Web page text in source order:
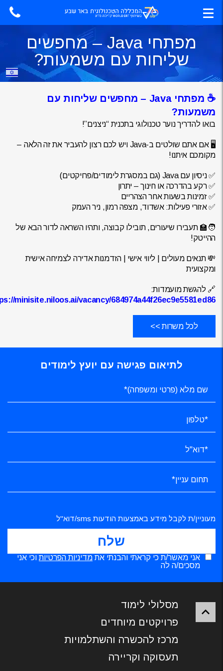
מפתחי Java – מחפשים
שליחות עם משמעות?
☕ מפתחי Java – מחפשים שליחות עם
משמעות?
בואו להדריך נוער טכנולוגי בתכנית “ניצנים”!
🖥 אם אתם שולטים ב-Java ויש לכם רצון להעביר את זה הלאה –
מקומכם איתנו!
✅ ניסיון עם Java (גם במסגרת לימודים/פרויקטים)
✅ רקע בהדרכה או חינוך – יתרון
✅ זמינות בשעות אחר הצהריים
✅ אזורי פעילות: אשדוד, מצפה רמון, ניר העמק
🧑‍🏫 תעבירו שיעורים, תובילו קבוצה, ותהיו השראה לדור הבא של
ההייטק!
💸 תנאים מעולים | ליווי אישי | הזדמנות אדירה לצמיחה אישית
ומקצועית
🔗 להגשת מועמדות:
minisite.niloos.ai/vacancy/684974a44f26ec9e5581ed86
לכל משרות >>
לתיאום פגישה עם יועץ לימודים
מעוניין/ת לקבל מידע באמצעות הודעות sms/דוא"ל
אני מאשר/ת כי קראתי והבנתי את מדיניות הפרטיות וכי אני
מסכים/ה לה
מסלולי לימוד
פרויקטים מיוחדים
מרכז להכשרה והשתלמויות
תעסוקה וקריירה